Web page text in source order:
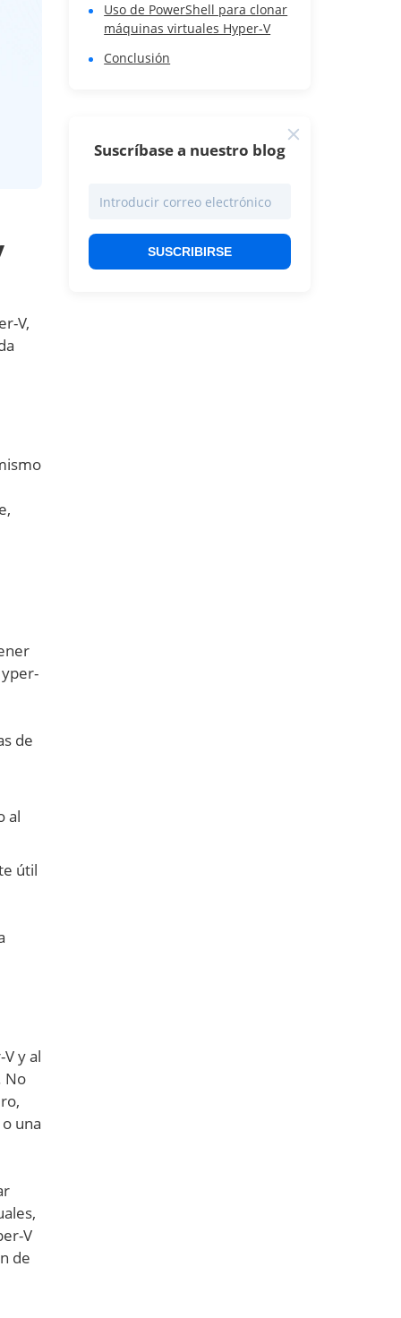
V,
de
al
útil
y al
No
una
V
de
Uso de PowerShell para clonar
máquinas virtuales Hyper-V
Conclusión
Suscríbase a nuestro blog
SUSCRIBIRSE